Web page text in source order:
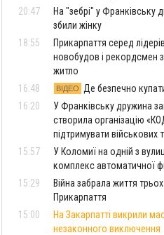
20:47
На "зебрі" у Франківську
збили жінку
18:55
Прикарпаття серед
новобудов і рекордсмен
житло
16:48
ВІДЕО
Де безпечно
16:20
У Франківську дружина
створила організацію
підтримувати військових
15:57
У Коломиї на одній з
комплекс автоматичної
15:29
Війна забрала життя трьох
Прикарпаття
15:00
На Закарпатті викрили
незаконного виключення